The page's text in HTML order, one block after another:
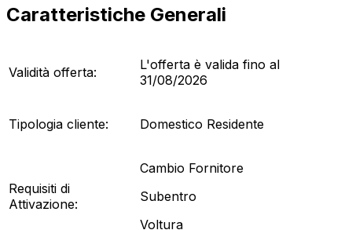
Caratteristiche Generali
Validità offerta:
L'offerta è valida fino al
31/08/2026
Tipologia cliente: Domestico Residente
Requisiti di
Attivazione:
Cambio Fornitore
Subentro
Voltura